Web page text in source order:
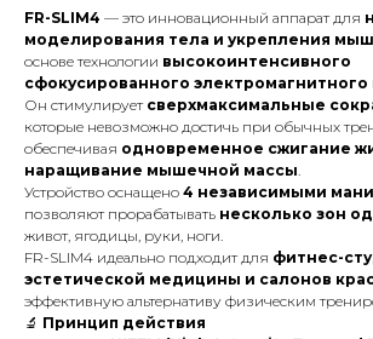
FR-SLIM4 — это инновационный аппарат для
моделирования тела и укрепления
основе технологии высокоинтенсивного
сфокусированного электромагнитного
Он стимулирует сверхмаксимальные
которые невозможно достичь при обычных
обеспечивая одновременное сжигание
наращивание мышечной массы.
Устройство оснащено 4 независимыми
позволяют прорабатывать несколько зон
живот, ягодицы, руки, ноги.
FR-SLIM4 идеально подходит для фитнес-
эстетической медицины и салонов
эффективную альтернативу физическим
🔬 Принцип действия